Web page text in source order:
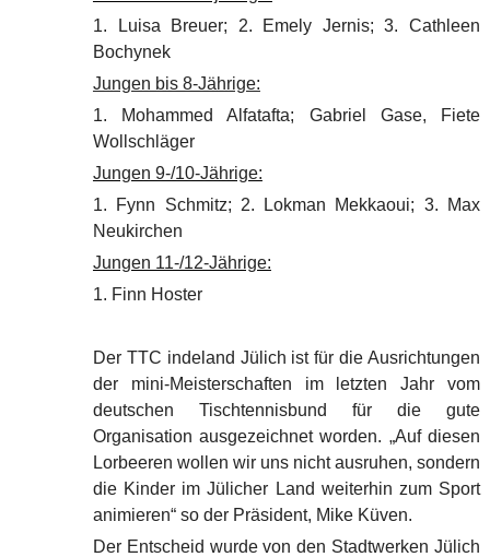
1. Luisa Breuer; 2. Emely Jernis; 3. Cathleen
Bochynek
Jungen bis 8-Jährige:
1. Mohammed Alfatafta; Gabriel Gase, Fiete
Wollschläger
Jungen 9-/10-Jährige:
1. Fynn Schmitz; 2. Lokman Mekkaoui; 3. Max
Neukirchen
Jungen 11-/12-Jährige:
1. Finn Hoster
Der TTC indeland Jülich ist für die Ausrichtungen
der mini-Meisterschaften im letzten Jahr vom
deutschen Tischtennisbund für die gute
Organisation ausgezeichnet worden. „Auf diesen
Lorbeeren wollen wir uns nicht ausruhen, sondern
die Kinder im Jülicher Land weiterhin zum Sport
animieren“ so der Präsident, Mike Küven.
Der Entscheid wurde von den Stadtwerken Jülich